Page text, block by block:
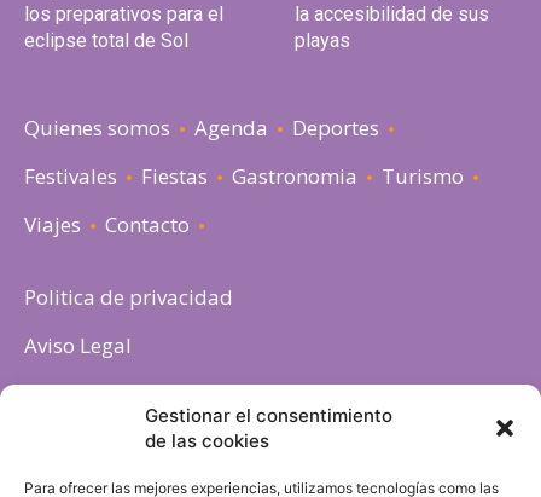
Gestionar el consentimiento
de las cookies
Para ofrecer las mejores experiencias, utilizamos tecnologías como las
los preparativos para el
eclipse total de Sol
la accesibilidad de sus
playas
Quienes somos Agenda
Deportes
Festivales
Fiestas Gastronomia
Turismo
Viajes
Contacto
Politica de privacidad
Aviso Legal
Política de cookies